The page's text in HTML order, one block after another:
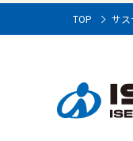
TOP サス